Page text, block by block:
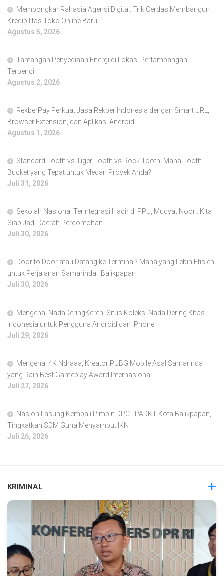
Membongkar Rahasia Agensi Digital: Trik Cerdas Membangun
Kredibilitas Toko Online Baru
Agustus 5, 2026
Tantangan Penyediaan Energi di Lokasi Pertambangan
Terpencil
Agustus 2, 2026
RekberPay Perkuat Jasa Rekber Indonesia dengan Smart URL,
Browser Extension, dan Aplikasi Android
Agustus 1, 2026
Standard Tooth vs Tiger Tooth vs Rock Tooth: Mana Tooth
Bucket yang Tepat untuk Medan Proyek Anda?
Juli 31, 2026
Sekolah Nasional Terintegrasi Hadir di PPU, Mudyat Noor : Kita
Siap Jadi Daerah Percontohan
Juli 30, 2026
Door to Door atau Datang ke Terminal? Mana yang Lebih Efisien
untuk Perjalanan Samarinda–Balikpapan
Juli 30, 2026
Mengenal NadaDeringKeren, Situs Koleksi Nada Dering Khas
Indonesia untuk Pengguna Android dan iPhone
Juli 29, 2026
Mengenal 4K Ndraaa, Kreator PUBG Mobile Asal Samarinda
yang Raih Best Gameplay Award Internasional
Juli 27, 2026
Nasion Lasung Kembali Pimpin DPC LPADKT Kota Balikpapan,
Tingkatkan SDM Guna Menyambut IKN
Juli 26, 2026
KRIMINAL